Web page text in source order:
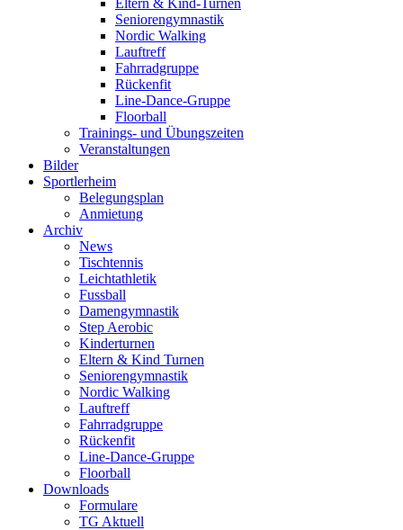
Eltern & Kind-Turnen
Seniorengymnastik
Nordic Walking
Lauftreff
Fahrradgruppe
Rückenfit
Line-Dance-Gruppe
Floorball
Trainings- und Übungszeiten
Veranstaltungen
Bilder
Sportlerheim
Belegungsplan
Anmietung
Archiv
News
Tischtennis
Leichtathletik
Fussball
Damengymnastik
Step Aerobic
Kinderturnen
Eltern & Kind Turnen
Seniorengymnastik
Nordic Walking
Lauftreff
Fahrradgruppe
Rückenfit
Line-Dance-Gruppe
Floorball
Downloads
Formulare
TG Aktuell